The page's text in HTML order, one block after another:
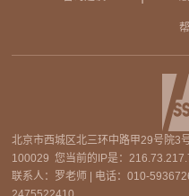
北京市西城区北三环中路甲29号院3
100029 您当前的IP是：
联系人：罗老师 | 电话：010-